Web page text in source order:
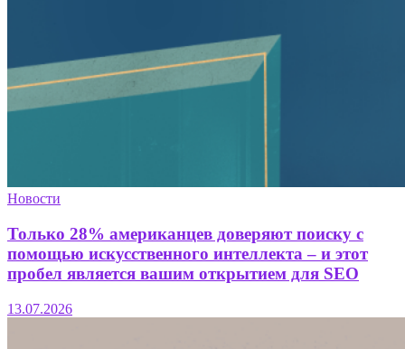
Новости
Только 28% американцев доверяют поиску с
помощью искусственного интеллекта – и этот
пробел является вашим открытием для SEO
13.07.2026